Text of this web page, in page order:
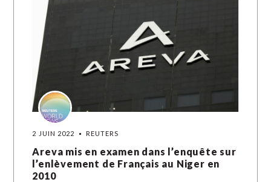
2 JUIN 2022 REUTERS
Areva mis en examen dans l’enquête sur
l’enlèvement de Français au Niger en
2010